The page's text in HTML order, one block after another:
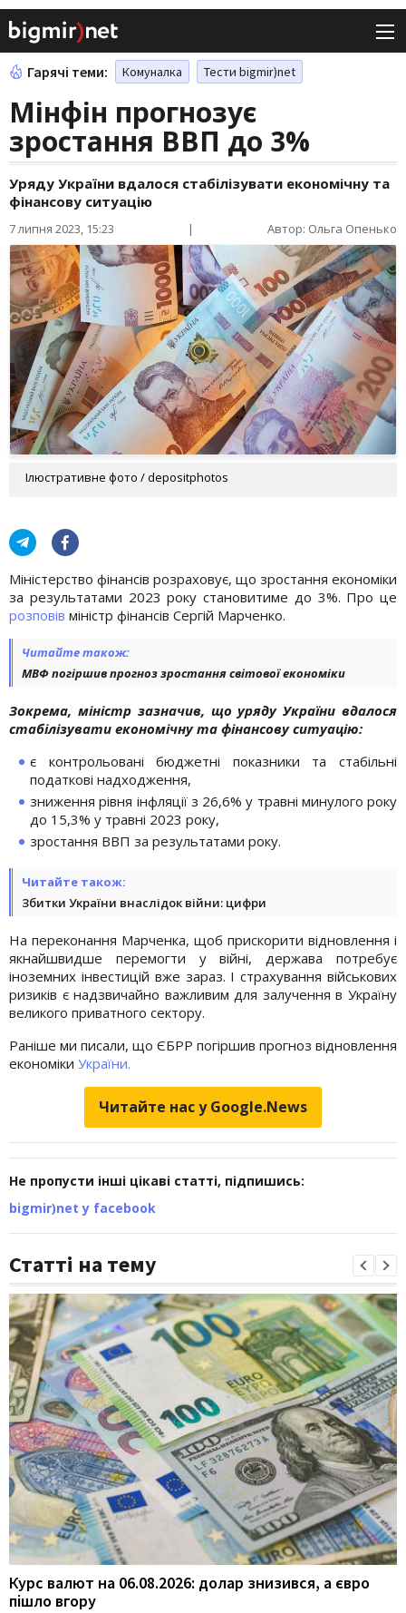
Гарячі теми: Комуналка Тести bigmir)net
Мінфін прогнозує
зростання ВВП до 3%
Уряду України вдалося стабілізувати економічну та
фінансову ситуацію
7 липня 2023, 15:23 | Автор: Ольга Опенько
Ілюстративне фото / depositphotos
Міністерство фінансів розраховує, що зростання економіки
за результатами 2023 року становитиме до 3%. Про це
розповів міністр фінансів Сергій Марченко.
Читайте також:
МВФ погіршив прогноз зростання світової економіки
Зокрема, міністр зазначив, що уряду України вдалося
стабілізувати економічну та фінансову ситуацію:
є контрольовані бюджетні показники та стабільні
податкові надходження,
зниження рівня інфляції з 26,6% у травні минулого року
до 15,3% у травні 2023 року,
зростання ВВП за результатами року.
Читайте також:
Збитки України внаслідок війни: цифри
На переконання Марченка, щоб прискорити відновлення і
якнайшвидше перемогти у війні, держава потребує
іноземних інвестицій вже зараз. І страхування військових
ризиків є надзвичайно важливим для залучення в Україну
великого приватного сектору.
Раніше ми писали, що ЄБРР погіршив прогноз відновлення
економіки України.
Читайте нас у Google.News
Не пропусти інші цікаві статті, підпишись:
bigmir)net у facebook
Статті на тему
Курс валют на 06.08.2026: долар знизився, а євро
пішло вгору